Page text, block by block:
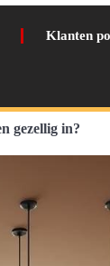
Klanten
gezellig in?